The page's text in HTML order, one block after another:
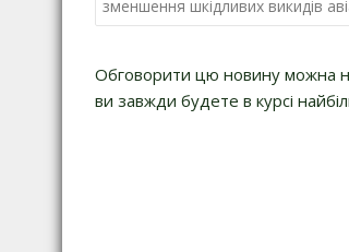
зменшення шкідливих викидів
Обговорити цю новину можна
ви завжди будете в курсі